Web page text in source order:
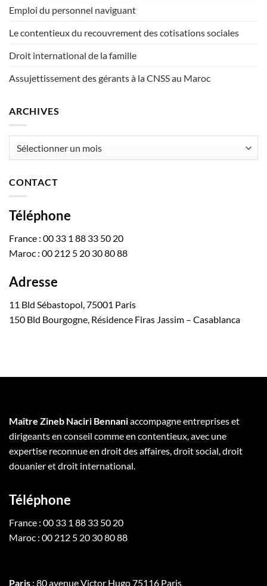
Emploi du personnel naviguant
Le contentieux du recouvrement des cotisations sociales
Droit international de la famille
Assujettissement des gérants à la CNSS au Maroc
ARCHIVES
CONTACT
Téléphone
France : 00 33 1 88 33 50 20
Maroc : 00 212 5 20 30 80 88
Adresse
11 Bld Sébastopol, 75001 Paris
150 Bld Bourgogne, Résidence Firas Jassim – Casablanca
Maître Zineb Naciri Bennaniaccompagne entreprises et
dirigeants en conseil comme en contentieux, avec une
expertise reconnue en droit des affaires, droit social, droit
douanier et droit international.
Téléphone
France : 00 33 1 88 33 50 20
Maroc : 00 212 5 20 30 80 88
Paris : 80 avenue Victor Hugo 75116 Paris